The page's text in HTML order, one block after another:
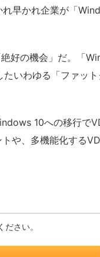
早かれ企業が「
好の機会」だ。「
いわゆる「ファット
10への移行で
や、多機能化する
さい。